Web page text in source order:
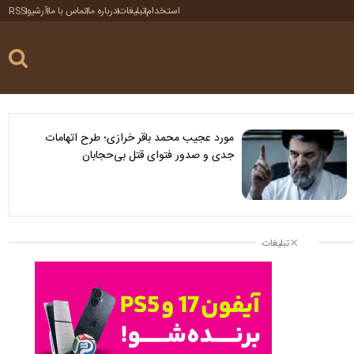
استخدامتبلیغاتدرباره ماتماس با ماآرشیوRSS
مورد عجیب محمد باقر خرازی؛ طرح اتهامات
جدی و صدور فتوای قتل بی‌حجابان
تبلیغات